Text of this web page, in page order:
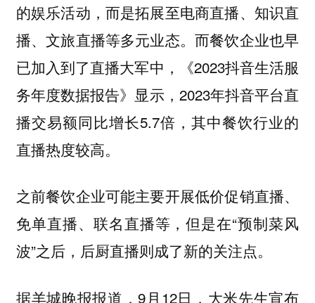
的娱乐活动，而是拓展至电商直播、知识直
播、文旅直播等多元业态。而餐饮企业也早
已加入到了直播大军中，《2023抖音生活服
务年度数据报告》显示，2023年抖音平台直
播交易额同比增长5.7倍，其中餐饮行业的
直播热度较高。
之前餐饮企业可能主要开展低价促销直播、
免单直播、联名直播等，但是在“预制菜风
波”之后，后厨直播则成了新的关注点。
据羊城晚报报道，9月12日，大米先生宣布